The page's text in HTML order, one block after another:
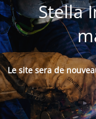
Stella
Le site sera de